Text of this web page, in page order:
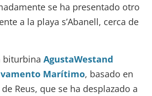
se ha presentado otro
a la playa s’Abanell, cerca de
biturbina AgustaWestand
Marítimo, basado en
Reus, que se ha desplazado a